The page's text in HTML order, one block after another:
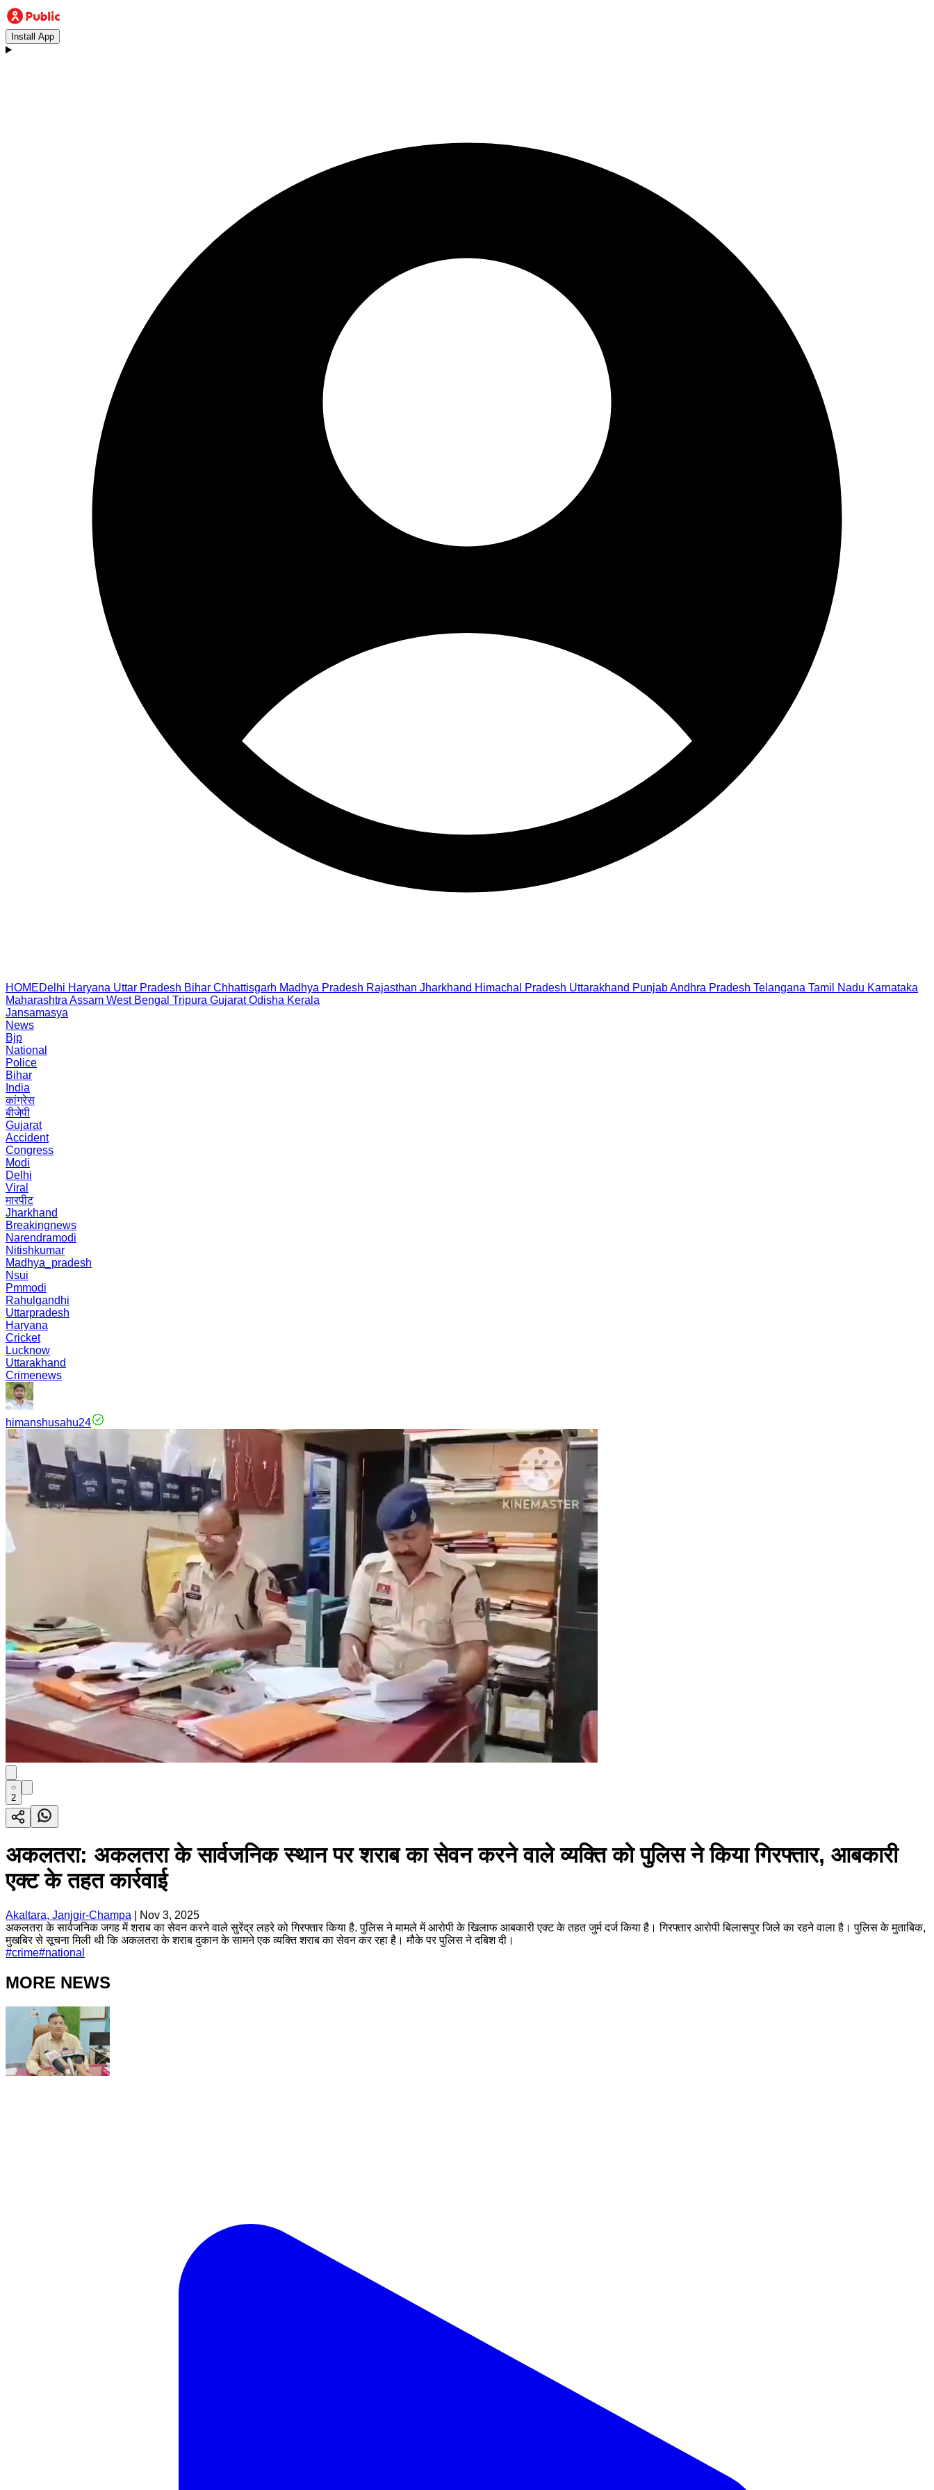
Install App
HOMEDelhi Haryana Uttar Pradesh Bihar Chhattisgarh Madhya Pradesh Rajasthan Jharkhand Himachal Pradesh Uttarakhand PunjabAndhra Pradesh Telangana Tamil Nadu Karnataka
Maharashtra Assam West Bengal Tripura Gujarat Odisha Kerala
Jansamasya
News
Bjp
National
Police
Bihar
India
कांग्रेस
बीजेपी
Gujarat
Accident
Congress
Modi
Delhi
Viral
मारपीट
Jharkhand
Breakingnews
Narendramodi
Nitishkumar
Madhya_pradesh
Nsui
Pmmodi
Rahulgandhi
Uttarpradesh
Haryana
Cricket
Lucknow
Uttarakhand
Crimenews
himanshusahu24
2
अकलतरा: अकलतरा के सार्वजनिक स्थान पर शराब का सेवन करने वाले व्यक्ति को पुलिस ने किया गिरफ्तार, आबकारी
एक्ट के तहत कार्रवाई
Akaltara, Janjgir-Champa
Nov 3, 2025
अकलतरा के सार्वजनिक जगह में शराब का सेवन करने वाले सुरेंद्र लहरे को गिरफ्तार किया है. पुलिस ने मामले में आरोपी के खिलाफ आबकारी एक्ट के तहत जुर्म दर्ज किया है। गिरफ्तार आरोपी बिलासपुर जिले का रहने वाला है। पुलिस के मुताबिक,
मुखबिर से सूचना मिली थी कि अकलतरा के शराब दुकान के सामने एक व्यक्ति शराब का सेवन कर रहा है। मौके पर पुलिस ने दबिश दी।
#crime#national
MORE NEWS